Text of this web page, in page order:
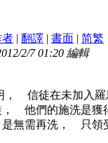
者 | 翻譯 | 書面 | 简繁
2/7 01:20 編輯
， 信徒在未加入羅
他們的施洗是獲
無需再洗， 只領